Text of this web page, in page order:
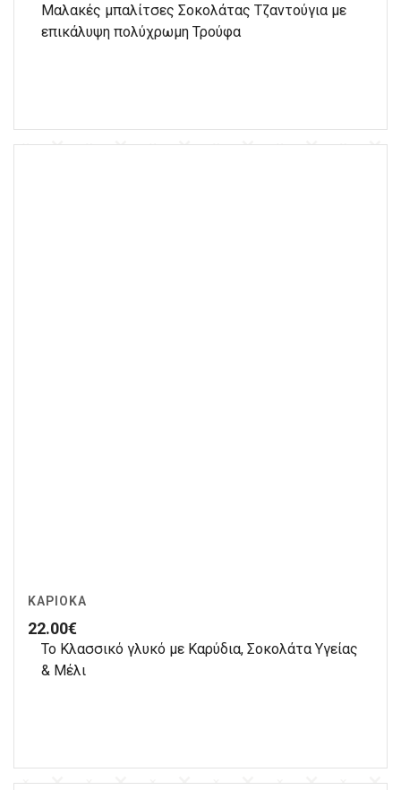
Μαλακές μπαλίτσες Σοκολάτας Τζαντούγια με
επικάλυψη πολύχρωμη Τρούφα
ΚΑΡΙΌΚΑ
22.00€
Το Κλασσικό γλυκό με Καρύδια, Σοκολάτα Υγείας
& Μέλι